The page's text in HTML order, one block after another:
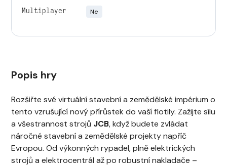
Multiplayer Ne
Popis hry
Rozšiřte své virtuální stavební a zemědělské impérium o
tento vzrušující nový přírůstek do vaší flotily. Zažijte sílu
a všestrannost strojů JCB, když budete zvládat
náročné stavební a zemědělské projekty napříč
Evropou. Od výkonných rypadel, plně elektrických
strojů a elektrocentrál až po robustní nakladače –